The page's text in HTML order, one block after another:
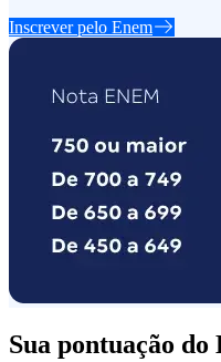
Inscrever pelo Enem
Sua pontuação